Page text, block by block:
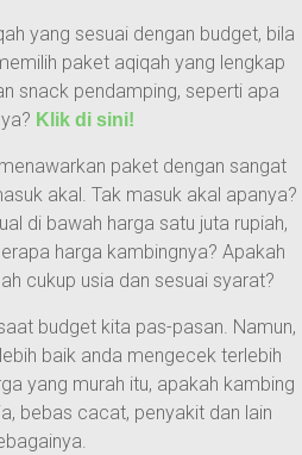
yang sesuai dengan budget, bila
paket aqiqah yang lengkap
snack pendamping, seperti apa
Klik di sini!
paket dengan sangat
akal. Tak masuk akal apanya?
di bawah harga satu juta rupiah,
harga kambingnya? Apakah
cukup usia dan sesuai syarat?
budget kita pas-pasan. Namun,
baik anda mengecek terlebih
yang murah itu, apakah kambing
bebas cacat, penyakit dan lain